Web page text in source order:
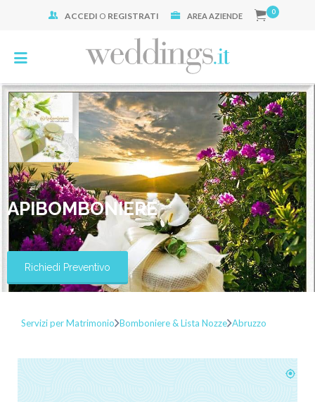
ACCEDI O REGISTRATI AREA AZIENDE 0
APIBOMBONIERE
Richiedi Preventivo
Servizi per Matrimonio Bomboniere & Lista Nozze Abruzzo